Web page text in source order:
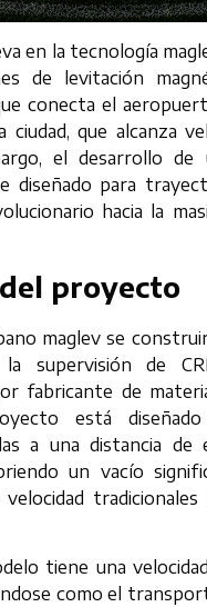
en la tecnología
de levitación
conecta el
ciudad, que alcanza
el desarrollo
diseñado para
hacia la
proyecto
maglev se
la supervisión de
fabricante de
está
a una distancia
un vacío
tiene una
como el